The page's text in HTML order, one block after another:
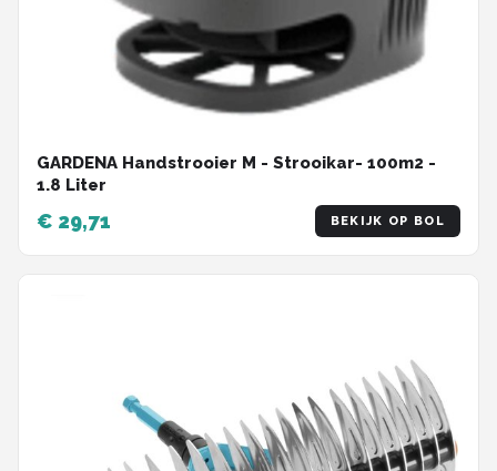
GARDENA Handstrooier M - Strooikar- 100m2 -
1.8 Liter
€ 29,71 BEKIJK OP BOL